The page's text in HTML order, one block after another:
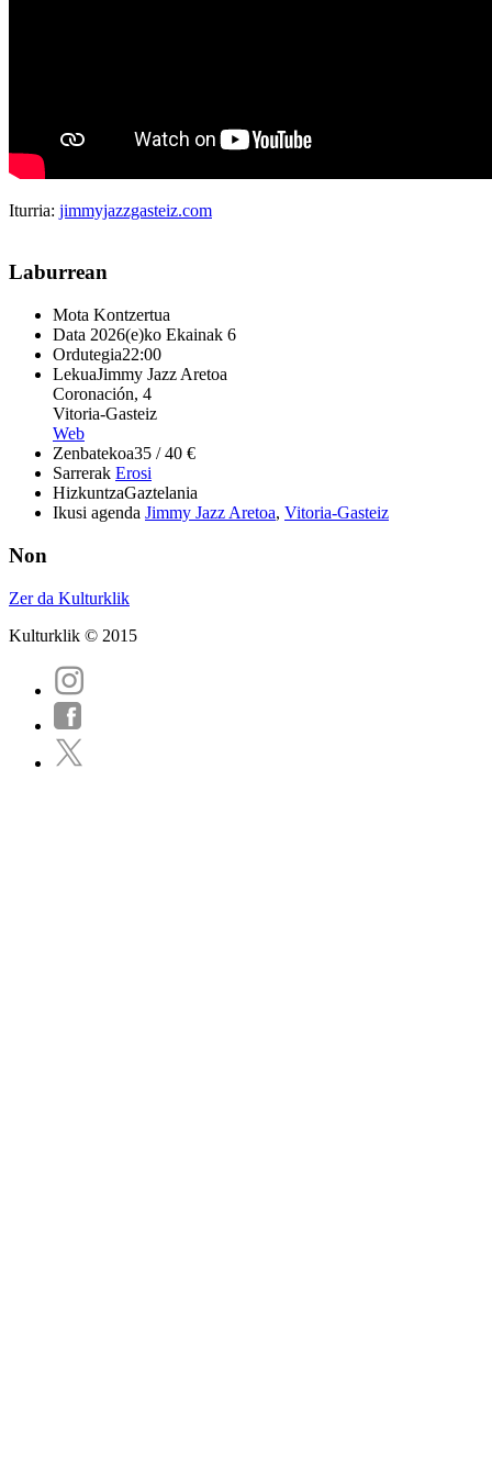
Iturria: jimmyjazzgasteiz.com
Laburrean
Mota Kontzertua
Data 2026(e)ko Ekainak 6
Ordutegia22:00
LekuaJimmy Jazz Aretoa
Coronación, 4
Vitoria-Gasteiz
Web
Zenbatekoa35 / 40 €
Sarrerak Erosi
HizkuntzaGaztelania
Ikusi agenda Jimmy Jazz Aretoa, Vitoria-Gasteiz
Non
Zer da Kulturklik
Kulturklik © 2015